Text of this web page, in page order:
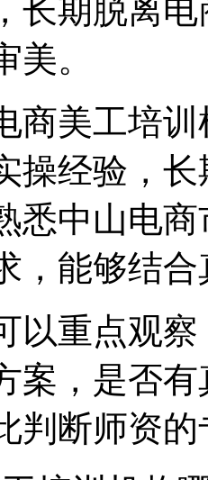
长期脱离
。
商美工培
操经验，
悉中山电
，能够结
以重点观
案，是否
判断师资